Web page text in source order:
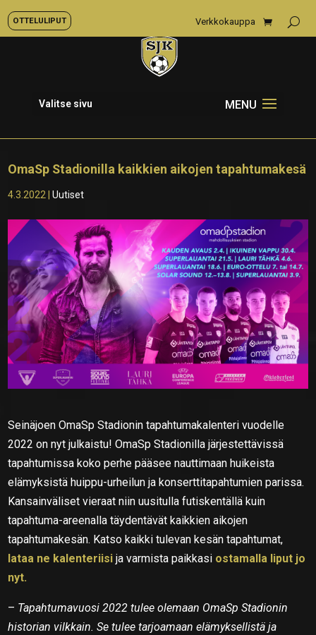
OTTELULIPUT Verkkokauppa
Valitse sivu
OmaSp Stadionilla kaikkien aikojen tapahtumakesä
4.3.2022 |Uutiset
Seinäjoen OmaSp Stadionin tapahtumakalenteri vuodelle
2022 on nyt julkaistu! OmaSp Stadionilla järjestettävissä
tapahtumissa koko perhe pääsee nauttimaan huikeista
elämyksistä huippu-urheilun ja konserttitapahtumien parissa.
Kansainväliset vieraat niin uusitulla futiskentällä kuin
tapahtuma-areenalla täydentävät kaikkien aikojen
tapahtumakesän. Katso kaikki tulevan kesän tapahtumat,
lataa ne kalenteriisi ja varmista paikkasi ostamalla liput jo
nyt.
– Tapahtumavuosi 2022 tulee olemaan OmaSp Stadionin
historian vilkkain. Se tulee tarjoamaan elämyksellistä ja